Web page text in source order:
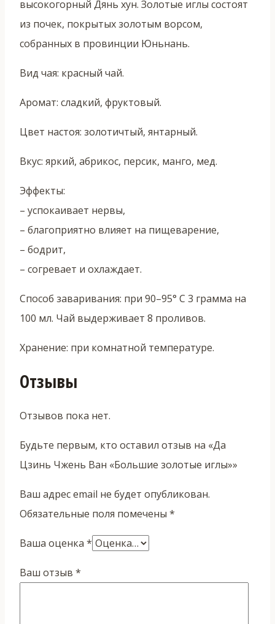
высокогорный Дянь хун. Золотые иглы состоят
из почек, покрытых золотым ворсом,
собранных в провинции Юньнань.
Вид чая: красный чай.
Аромат: сладкий, фруктовый.
Цвет настоя: золотичтый, янтарный.
Вкус: яркий, абрикос, персик, манго, мед.
Эффекты:
– успокаивает нервы,
– благоприятно влияет на пищеварение,
– бодрит,
– согревает и охлаждает.
Способ заваривания: при 90–95° C 3 грамма на
100 мл. Чай выдерживает 8 проливов.
Хранение: при комнатной температуре.
Отзывы
Отзывов пока нет.
Будьте первым, кто оставил отзыв на «Да
Цзинь Чжень Ван «Большие золотые иглы»»
Ваш адрес email не будет опубликован.
Обязательные поля помечены *
Ваша оценка *
Ваш отзыв *